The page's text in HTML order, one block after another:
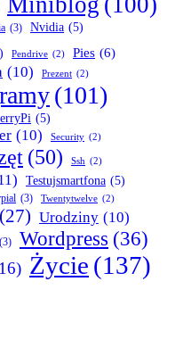
(3) Nvidia (5)
Pendrive (2) Pies (6)
(10) Prezent (2)
(101)
(5)
(10) Security (2)
(50) Ssh (2)
Testujsmartfona (5)
(3) Twentytwelve (2)
(27) Urodziny (10)
(3) Wordpress (36)
Życie (137)